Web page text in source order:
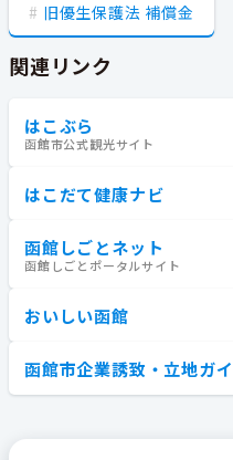
旧優生保護法 補償金
関連リンク
はこぶら
函館市公式観光サイト
はこだて健康ナビ
函館しごとネット
函館しごとポータルサイト
おいしい函館
函館市企業誘致・立地ガ